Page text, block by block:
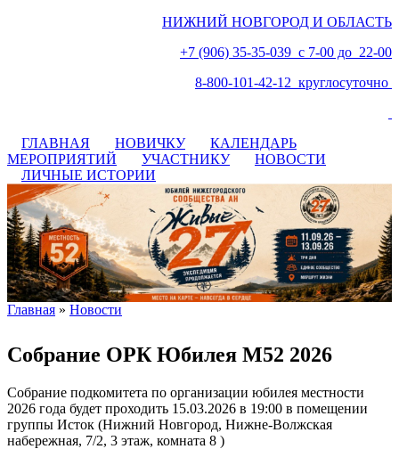
НИЖНИЙ НОВГОРОД И ОБЛАСТЬ
+7 (906) 35-35-039 с 7-00 до 22-00
8-800-101-42-12 круглосуточно
ГЛАВНАЯ НОВИЧКУ
КАЛЕНДАРЬ
МЕРОПРИЯТИЙ
УЧАСТНИКУ
НОВОСТИ
ЛИЧНЫЕ ИСТОРИИ
Главная » Новости
Собрание ОРК Юбилея М52 2026
Собрание подкомитета по организации юбилея местности
2026 года будет проходить 15.03.2026 в 19:00 в помещении
группы Исток (Нижний Новгород, Нижне-Волжская
набережная, 7/2, 3 этаж, комната 8 )